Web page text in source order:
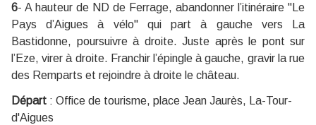
6- A hauteur de ND de Ferrage, abandonner l’itinéraire "Le
Pays d’Aigues à vélo" qui part à gauche vers La
Bastidonne, poursuivre à droite. Juste après le pont sur
l’Eze, virer à droite. Franchir l’épingle à gauche, gravir la rue
des Remparts et rejoindre à droite le château.
Départ : Office de tourisme, place Jean Jaurès, La-Tour-
d'Aigues